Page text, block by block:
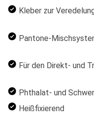
Kleber zur
Pantone-
Für den Direkt- und
Phthalat- und
Heißfixierend